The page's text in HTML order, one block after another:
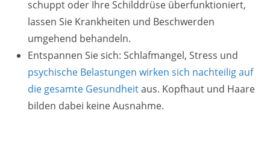
schuppt oder Ihre Schilddrüse überfunktioniert,
lassen Sie Krankheiten und Beschwerden
umgehend behandeln.
Entspannen Sie sich: Schlafmangel, Stress und
psychische Belastungen wirken sich nachteilig auf
die gesamte Gesundheitaus. Kopfhaut und Haare
bilden dabei keine Ausnahme.